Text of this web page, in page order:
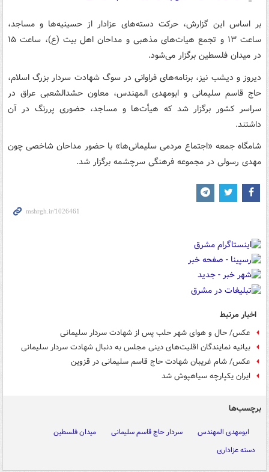
بر اساس این گزارش، حرکت دسته‌های عزادار از حسینیه‌ها و مساجد،
ساعت ۱۳ و تجمع هیات‌های مذهبی و مداحان اهل بیت (ع)، ساعت ۱۵
در میدان فلسطین برگزار می‌شود.
دیروز و دیشب نیز، برنامه‌های فراوانی در سوگ شهادت سردار بزرگ اسلام،
حاج قاسم سلیمانی و ابومهدی المهندس، معاون حشدالشعبی عراق در
سراسر کشور برگزار شد که هیأت‌ها و مساجد، حضوری پررنگ در آن
داشتند.
شامگاه جمعه «اجتماع ‌مردمی ‌سلیمانی‌ها» با حضور مداحان شاخصی چون
مهدی رسولی در مجموعه فرهنگی سرچشمه برگزار شد.
اخبار مرتبط
عکس/ حال و هوای شهر حلب پس از شهادت سردار سلیمانی
بیانیه نمایندگان اقلیت‌های دینی مجلس به دنبال شهادت سردار سلیمانی
عکس/ شام غریبان شهادت حاج قاسم سلیمانی در قزوین
ایران یکپارچه سیاهپوش شد
برچسب‌ها
ابومهدی المهندس سردار حاج قاسم سلیمانی
میدان فلسطین
دسته عزاداری